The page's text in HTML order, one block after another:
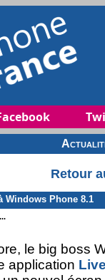
Retour
Windows Phone 8.1
le big boss
application